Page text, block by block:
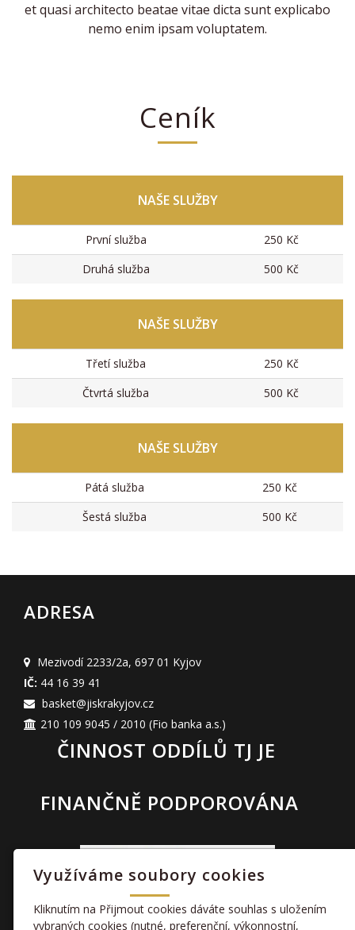
et quasi architecto beatae vitae dicta sunt explicabo
nemo enim ipsam voluptatem.
Ceník
NAŠE SLUŽBY
První služba
250 Kč
Druhá služba
500 Kč
NAŠE SLUŽBY
Třetí služba
250 Kč
Čtvrtá služba
500 Kč
NAŠE SLUŽBY
Pátá služba
250 Kč
Šestá služba
500 Kč
ADRESA
Mezivodí 2233/2a, 697 01 Kyjov
IČ: 44 16 39 41
basket@jiskrakyjov.cz
210 109 9045 / 2010 (Fio banka a.s.)
ČINNOST ODDÍLŮ TJ JE
FINANČNĚ PODPOROVÁNA
Využíváme soubory cookies
Kliknutím na Přijmout cookies dáváte souhlas s uložením
vybraných cookies (nutné, preferenční, výkonnostní,